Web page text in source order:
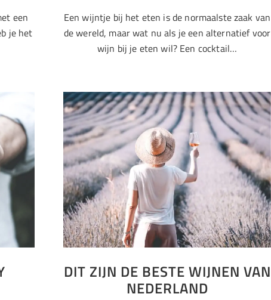
een
je het
Een wijntje bij het eten is de normaalste zaak van
de wereld, maar wat nu als je een alternatief voor
wijn bij je eten wil? Een cocktail…
DIT ZIJN DE BESTE WIJNEN VAN
NEDERLAND